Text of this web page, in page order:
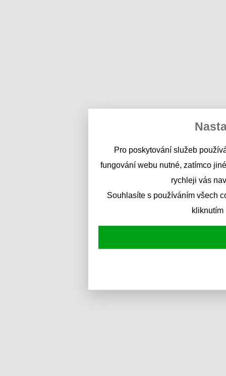
Pro poskytování služeb
fungování webu nutné, zatímco
rychleji vás
Souhlasíte s používáním všech
kliknutím